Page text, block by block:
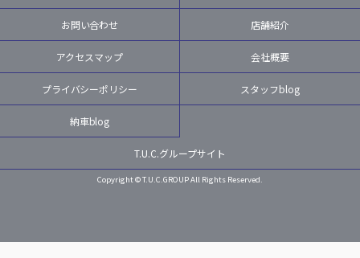
お問い合わせ 店舗紹介
アクセスマップ 会社概要
プライバシーポリシー スタッフblog
納車blog
T.U.C.グループサイト
Copyright © T.U.C.GROUP All Rights Reserved.